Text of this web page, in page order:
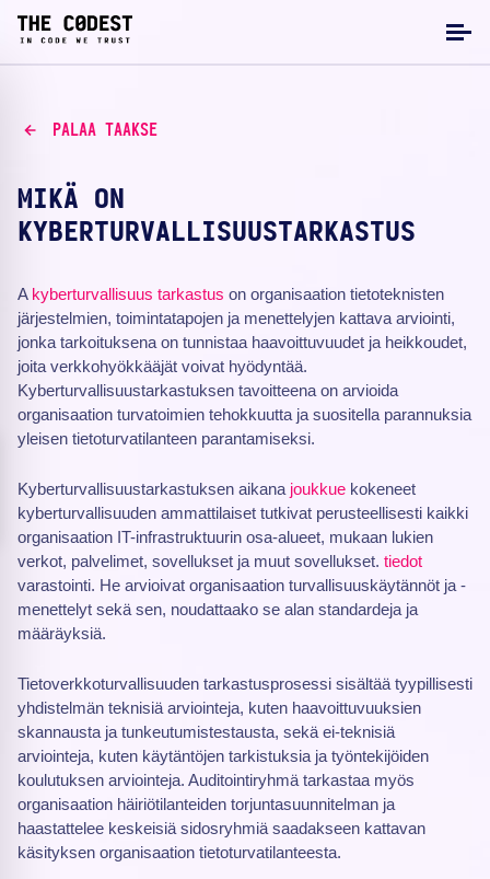
PALAA TAAKSE
MIKÄ ON
KYBERTURVALLISUUSTARKASTUS
A kyberturvallisuus tarkastus on organisaation tietoteknisten
järjestelmien, toimintatapojen ja menettelyjen kattava arviointi,
jonka tarkoituksena on tunnistaa haavoittuvuudet ja heikkoudet,
joita verkkohyökkääjät voivat hyödyntää.
Kyberturvallisuustarkastuksen tavoitteena on arvioida
organisaation turvatoimien tehokkuutta ja suositella parannuksia
yleisen tietoturvatilanteen parantamiseksi.
Kyberturvallisuustarkastuksen aikana joukkue kokeneet
kyberturvallisuuden ammattilaiset tutkivat perusteellisesti kaikki
organisaation IT-infrastruktuurin osa-alueet, mukaan lukien
verkot, palvelimet, sovellukset ja muut sovellukset. tiedot
varastointi. He arvioivat organisaation turvallisuuskäytännöt ja -
menettelyt sekä sen, noudattaako se alan standardeja ja
määräyksiä.
Tietoverkkoturvallisuuden tarkastusprosessi sisältää tyypillisesti
yhdistelmän teknisiä arviointeja, kuten haavoittuvuuksien
skannausta ja tunkeutumistestausta, sekä ei-teknisiä
arviointeja, kuten käytäntöjen tarkistuksia ja työntekijöiden
koulutuksen arviointeja. Auditointiryhmä tarkastaa myös
organisaation häiriötilanteiden torjuntasuunnitelman ja
haastattelee keskeisiä sidosryhmiä saadakseen kattavan
käsityksen organisaation tietoturvatilanteesta.